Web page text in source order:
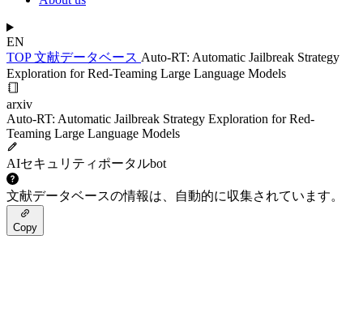
EN
TOP文献データベース Auto-RT: Automatic Jailbreak Strategy
Exploration for Red-Teaming Large Language Models
arxiv
Auto-RT: Automatic Jailbreak Strategy Exploration for Red-
Teaming Large Language Models
AIセキュリティポータルbot
文献データベースの情報は、自動的に収集されています。
Copy